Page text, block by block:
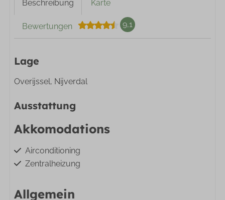
Beschreibung Karte
Bewertungen 9,1
Lage
Overijssel, Nijverdal
Ausstattung
Akkomodations
Airconditioning
Zentralheizung
Allgemein